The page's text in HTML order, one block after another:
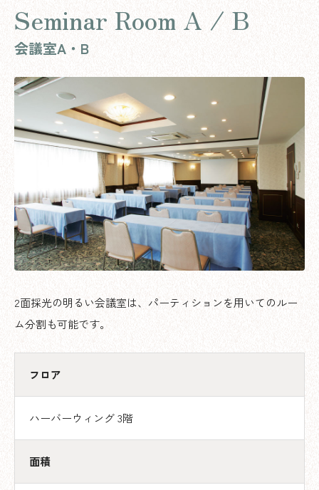
Seminar Room A / B
会議室A・B
2面採光の明るい会議室は、パーティションを用いてのルー
ム分割も可能です。
フロア
ハーバーウィング 3階
面積